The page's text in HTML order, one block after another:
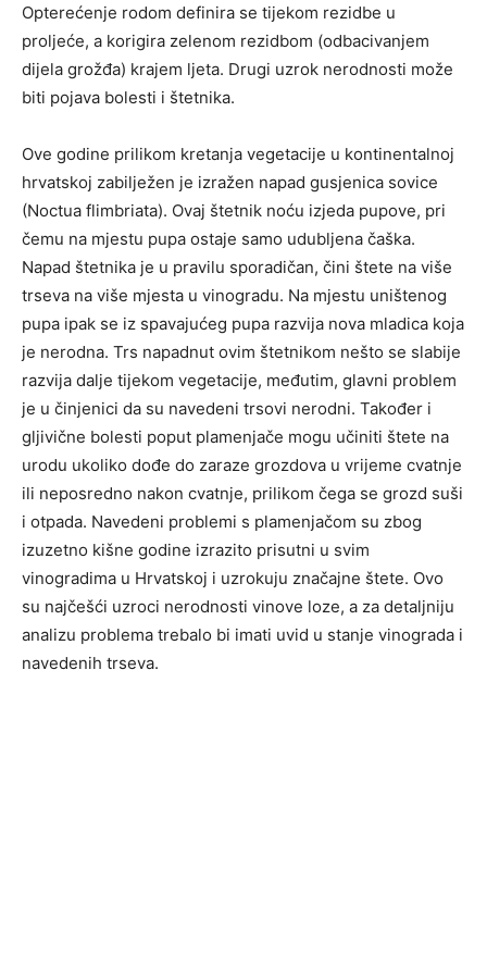
Opterećenje rodom definira se tijekom rezidbe u
proljeće, a korigira zelenom rezidbom (odbacivanjem
dijela grožđa) krajem ljeta. Drugi uzrok nerodnosti može
biti pojava bolesti i štetnika.
Ove godine prilikom kretanja vegetacije u kontinentalnoj
hrvatskoj zabilježen je izražen napad gusjenica sovice
(Noctua flimbriata). Ovaj štetnik noću izjeda pupove, pri
čemu na mjestu pupa ostaje samo udubljena čaška.
Napad štetnika je u pravilu sporadičan, čini štete na više
trseva na više mjesta u vinogradu. Na mjestu uništenog
pupa ipak se iz spavajućeg pupa razvija nova mladica koja
je nerodna. Trs napadnut ovim štetnikom nešto se slabije
razvija dalje tijekom vegetacije, međutim, glavni problem
je u činjenici da su navedeni trsovi nerodni. Također i
gljivične bolesti poput plamenjače mogu učiniti štete na
urodu ukoliko dođe do zaraze grozdova u vrijeme cvatnje
ili neposredno nakon cvatnje, prilikom čega se grozd suši
i otpada. Navedeni problemi s plamenjačom su zbog
izuzetno kišne godine izrazito prisutni u svim
vinogradima u Hrvatskoj i uzrokuju značajne štete. Ovo
su najčešći uzroci nerodnosti vinove loze, a za detaljniju
analizu problema trebalo bi imati uvid u stanje vinograda i
navedenih trseva.